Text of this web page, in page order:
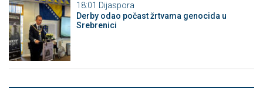
18:01 Dijaspora
Derby odao počast žrtvama genocida u
Srebrenici